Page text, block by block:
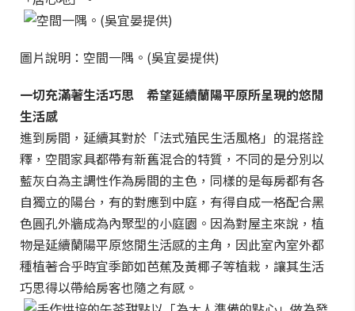
圖片說明：空間一隅。(吳宜晏提供)
一切充滿著生活巧思 希望延續蘭陽平原所呈現的悠閒
生活感
進到房間，延續其對於「法式殖民生活風格」的混搭詮
釋，空間家具都帶有新舊混合的特質，不同的是分別以
藍灰白為主調性作為房間的主色，同樣的是每房都有各
自獨立的陽台，有的對應到中庭，有得自成一格配合黑
色圓孔外牆成為內聚型的小庭園。因為對屋主來說，植
物是延續蘭陽平原悠閒生活感的主角，因此室內室外都
種植著合乎時宜季節如芭蕉及黃椰子等植栽，讓其生活
巧思得以帶給房客也隨之有感。